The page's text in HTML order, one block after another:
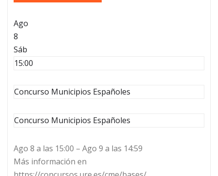
Ago
8
Sáb
15:00
Concurso Municipios Españoles
Concurso Municipios Españoles
Ago 8 a las 15:00 – Ago 9 a las 14:59
Más información en